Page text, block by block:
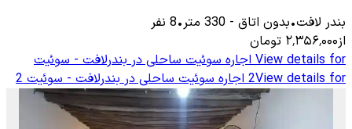
بندر لافت•بدون اتاق -
330 متر•
8 نفر
از۲٬۳۵۶٬۰۰۰ تومان
View details for اجاره سوئیت ساحلی در بندرلافت - سوئیت
2View details for اجاره سوئیت ساحلی در بندرلافت - سوئیت 2